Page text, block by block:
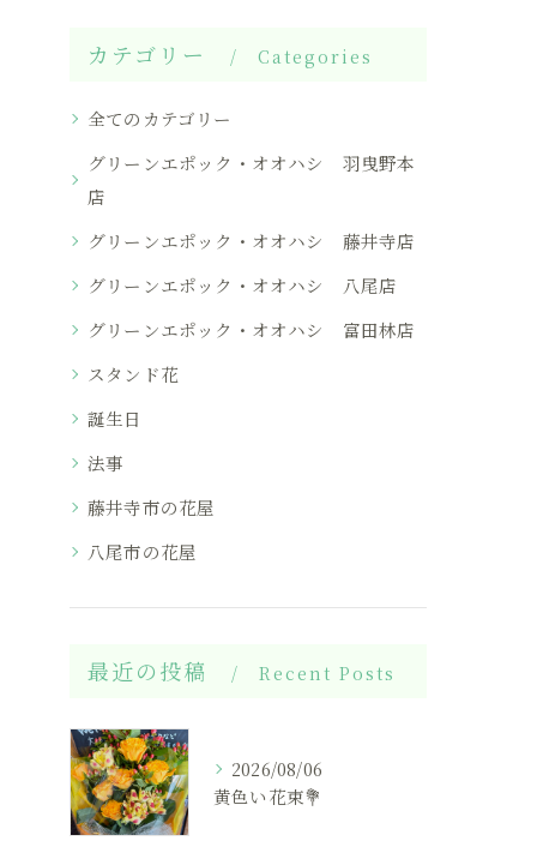
カテゴリー Categories
全てのカテゴリー
グリーンエポック・オオハシ 羽曳野本
店
グリーンエポック・オオハシ 藤井寺店
グリーンエポック・オオハシ 八尾店
グリーンエポック・オオハシ 富田林店
スタンド花
誕生日
法事
藤井寺市の花屋
八尾市の花屋
最近の投稿 Recent Posts
2026/08/06
黄色い花束💐